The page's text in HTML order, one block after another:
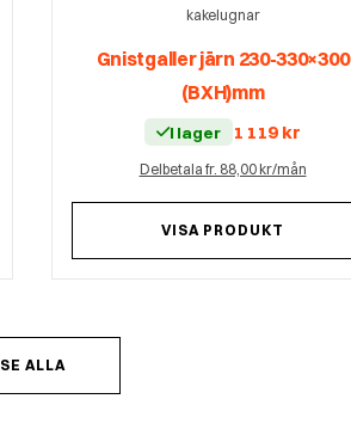
kakelugnar
Gnistgaller järn 230-330×300
(BXH)mm
I lager 1 119 kr
Delbetala fr. 88,00 kr/mån
VISA PRODUKT
SE ALLA